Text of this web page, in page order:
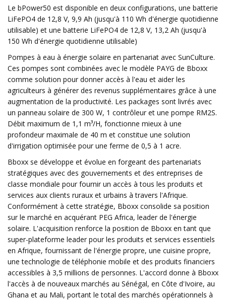
Le bPower50 est disponible en deux configurations, une batterie
LiFePO4 de 12,8 V, 9,9 Ah (jusqu'à 110 Wh d'énergie quotidienne
utilisable) et une batterie LiFePO4 de 12,8 V, 13,2 Ah (jusqu'à
150 Wh d'énergie quotidienne utilisable)
Pompes à eau à énergie solaire en partenariat avec SunCulture.
Ces pompes sont combinées avec le modèle PAYG de Bboxx
comme solution pour donner accès à l'eau et aider les
agriculteurs à générer des revenus supplémentaires grâce à une
augmentation de la productivité. Les packages sont livrés avec
un panneau solaire de 300 W, 1 contrôleur et une pompe RM2S.
Débit maximum de 1,1 m³/H, fonctionne mieux à une
profondeur maximale de 40 m et constitue une solution
d'irrigation optimisée pour une ferme de 0,5 à 1 acre.
Bboxx se développe et évolue en forgeant des partenariats
stratégiques avec des gouvernements et des entreprises de
classe mondiale pour fournir un accès à tous les produits et
services aux clients ruraux et urbains à travers l'Afrique.
Conformément à cette stratégie, Bboxx consolide sa position
sur le marché en acquérant PEG Africa, leader de l'énergie
solaire. L'acquisition renforce la position de Bboxx en tant que
super-plateforme leader pour les produits et services essentiels
en Afrique, fournissant de l'énergie propre, une cuisine propre,
une technologie de téléphonie mobile et des produits financiers
accessibles à 3,5 millions de personnes. L'accord donne à Bboxx
l'accès à de nouveaux marchés au Sénégal, en Côte d'Ivoire, au
Ghana et au Mali, portant le total des marchés opérationnels à